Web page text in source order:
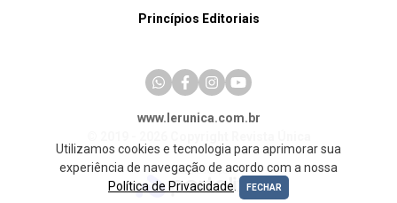
Princípios Editoriais
www.lerunica.com.br
Utilizamos cookies e tecnologia para aprimorar sua
experiência de navegação de acordo com a nossa
Política de Privacidade
FECHAR